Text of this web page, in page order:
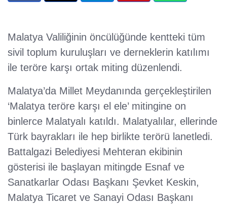
Malatya Valiliğinin öncülüğünde kentteki tüm
sivil toplum kuruluşları ve derneklerin katılımı
ile teröre karşı ortak miting düzenlendi.
Malatya’da Millet Meydanında gerçekleştirilen
‘Malatya teröre karşı el ele’ mitingine on
binlerce Malatyalı katıldı. Malatyalılar, ellerinde
Türk bayrakları ile hep birlikte terörü lanetledi.
Battalgazi Belediyesi Mehteran ekibinin
gösterisi ile başlayan mitingde Esnaf ve
Sanatkarlar Odası Başkanı Şevket Keskin,
Malatya Ticaret ve Sanayi Odası Başkanı